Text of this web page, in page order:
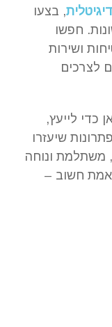
, בצעו
חפשו
ושירות
לצרכים
כדי לייעץ,
שיעזרו
משתלמת ונוחה
חשוב –